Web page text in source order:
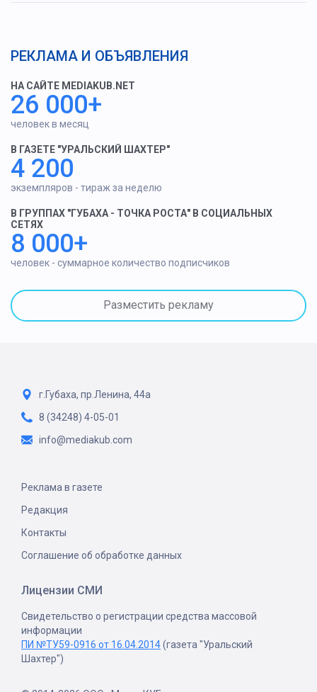
РЕКЛАМА И ОБЪЯВЛЕНИЯ
НА САЙТЕ MEDIAKUB.NET
26 000+
человек в месяц
В ГАЗЕТЕ "УРАЛЬСКИЙ ШАХТЕР"
4 200
экземпляров - тираж за неделю
В ГРУППАХ "ГУБАХА - ТОЧКА РОСТА" В СОЦИАЛЬНЫХ
СЕТЯХ
8 000+
человек - суммарное количество подписчиков
Разместить рекламу
г.Губаха, пр.Ленина, 44а
8 (34248) 4-05-01
info@mediakub.com
Реклама в газете
Редакция
Контакты
Соглашение об обработке данных
Лицензии СМИ
Свидетельство о регистрации средства массовой
информации
ПИ №ТУ59-0916 от 16.04.2014(газета "Уральский
Шахтер")